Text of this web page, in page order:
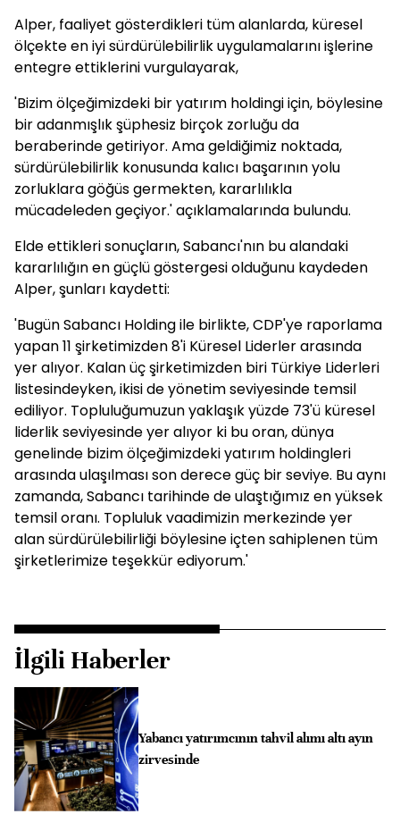
Alper, faaliyet gösterdikleri tüm alanlarda, küresel
ölçekte en iyi sürdürülebilirlik uygulamalarını işlerine
entegre ettiklerini vurgulayarak,
'Bizim ölçeğimizdeki bir yatırım holdingi için, böylesine
bir adanmışlık şüphesiz birçok zorluğu da
beraberinde getiriyor. Ama geldiğimiz noktada,
sürdürülebilirlik konusunda kalıcı başarının yolu
zorluklara göğüs germekten, kararlılıkla
mücadeleden geçiyor.' açıklamalarında bulundu.
Elde ettikleri sonuçların, Sabancı'nın bu alandaki
kararlılığın en güçlü göstergesi olduğunu kaydeden
Alper, şunları kaydetti:
'Bugün Sabancı Holding ile birlikte, CDP'ye raporlama
yapan 11 şirketimizden 8'i Küresel Liderler arasında
yer alıyor. Kalan üç şirketimizden biri Türkiye Liderleri
listesindeyken, ikisi de yönetim seviyesinde temsil
ediliyor. Topluluğumuzun yaklaşık yüzde 73'ü küresel
liderlik seviyesinde yer alıyor ki bu oran, dünya
genelinde bizim ölçeğimizdeki yatırım holdingleri
arasında ulaşılması son derece güç bir seviye. Bu aynı
zamanda, Sabancı tarihinde de ulaştığımız en yüksek
temsil oranı. Topluluk vaadimizin merkezinde yer
alan sürdürülebilirliği böylesine içten sahiplenen tüm
şirketlerimize teşekkür ediyorum.'
İlgili Haberler
Yabancı yatırımcının tahvil alımı altı ayın
zirvesinde